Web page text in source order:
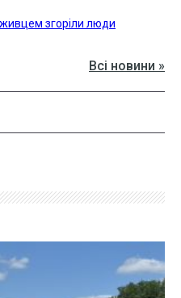
живцем згоріли люди
Всі новини »